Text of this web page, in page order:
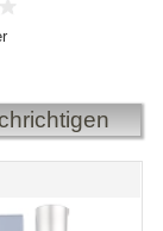
mit